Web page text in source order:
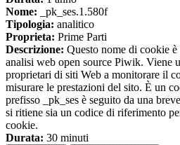
Nome: _pk_ses.1.580f
Tipologia: analitico
Proprieta: Prime Parti
Descrizione: Questo nome di cookie
analisi web open source Piwik. Viene
proprietari di siti Web a monitorare il
misurare le prestazioni del sito. È un
prefisso _pk_ses è seguito da una
si ritiene sia un codice di riferimento
cookie.
Durata: 30 minuti